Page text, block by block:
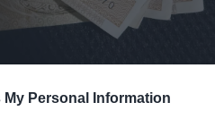
My Personal Information